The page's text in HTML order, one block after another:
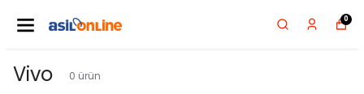
0
Vivo 0 ürün